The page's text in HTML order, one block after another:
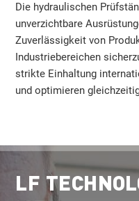
Die hydraulischen
unverzichtbare
Zuverlässigkeit von
Industriebereichen
strikte Einhaltung
und optimieren
LF